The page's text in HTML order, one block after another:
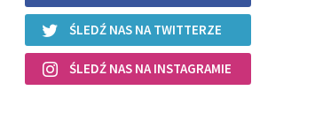
ŚLEDŹ NAS NA TWITTERZE
ŚLEDŹ NAS NA INSTAGRAMIE